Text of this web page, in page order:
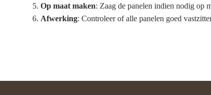
Op maat maken: Zaag de panelen indien nodig op
Afwerking: Controleer of alle panelen goed